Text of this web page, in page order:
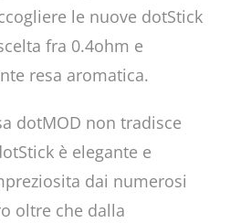
le nuove dotStick
fra 0.4ohm e
resa aromatica.
dotMOD non tradisce
è elegante e
dai numerosi
oltre che dalla